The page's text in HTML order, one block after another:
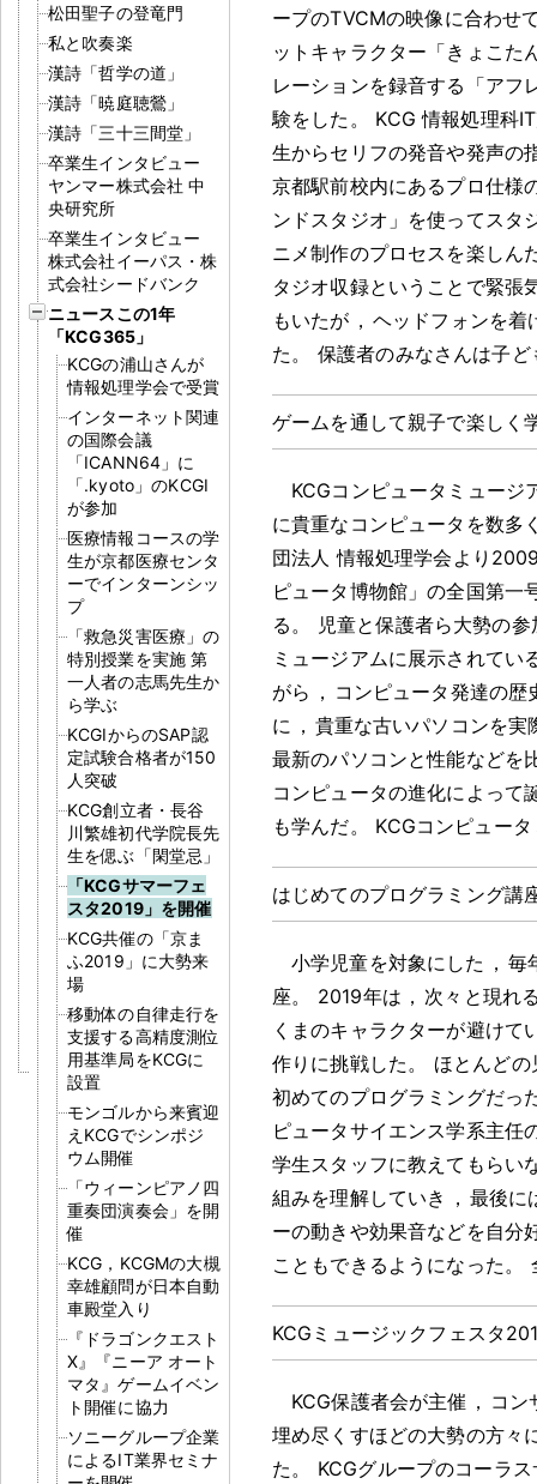
松田聖子の登竜門
私と吹奏楽
漢詩「哲学の道」
漢詩「暁庭聴鶯」
漢詩「三十三間堂」
卒業生インタビュー
ヤンマー株式会社 中
央研究所
卒業生インタビュー
株式会社イーパス・株
式会社シードバンク
ニュースこの1年
「KCG365」
KCGの浦山さんが
情報処理学会で受賞
インターネット関連
の国際会議
「ICANN64」に
「.kyoto」のKCGI
が参加
医療情報コースの学
生が京都医療センタ
ーでインターンシッ
プ
「救急災害医療」の
特別授業を実施 第
一人者の志馬先生か
ら学ぶ
KCGIからのSAP認
定試験合格者が150
人突破
KCG創立者・長谷
川繁雄初代学院長先
生を偲ぶ「閑堂忌」
「KCGサマーフェ
スタ2019」を開催
KCG共催の「京ま
ふ2019」に大勢来
場
移動体の自律走行を
支援する高精度測位
用基準局をKCGに
設置
モンゴルから来賓迎
えKCGでシンポジ
ウム開催
「ウィーンピアノ四
重奏団演奏会」を開
催
KCG，KCGMの大槻
幸雄顧問が日本自動
車殿堂入り
『ドラゴンクエスト
X』『ニーア オート
マタ』ゲームイベン
ト開催に協力
ソニーグループ企業
によるIT業界セミナ
ープのTVCMの映像に合わせ
ットキャラクター「きょこた
レーションを録音する「アフ
験をした 。
KCG 情報処理科
生からセリフの発音や発声の
京都駅前校内にあるプロ仕様
ンドスタジオ」を使ってスタ
ニメ制作のプロセスを楽しん
タジオ収録ということで緊張
もいたが ， ヘッドフォンを着
た 。 保護者のみなさんは子
ゲームを通して親子で楽しく
KCGコンピュータミュージ
に貴重なコンピュータを数多
団法人 情報処理学会より
ピュータ博物館」の全国第一
る 。
児童と保護者ら大勢の
ミュージアムに展示されてい
がら ， コンピュータ発達の歴
に ， 貴重な古いパソコンを実
最新のパソコンと性能などを
コンピュータの進化によって
も学んだ。 KCGコンピュー
はじめてのプログラミング講
小学児童を対象にした ， 毎
座。 2019年は ， 次々と現れ
くまのキャラクターが避けて
作りに挑戦した 。
ほとんど
初めてのプログラミングだっ
ピュータサイエンス学系主任
学生スタッフに教えてもらい
組みを理解していき ， 最後に
ーの動きや効果音などを自分
こともできるようになった 。
KCGミュージックフェスタ
KCG保護者会が主催 ， コン
埋め尽くすほどの大勢の方々
た 。 KCGグループのコーラ